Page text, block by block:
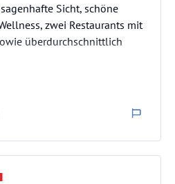
Sicht, schöne
zwei Restaurants mit
überdurchschnittlich